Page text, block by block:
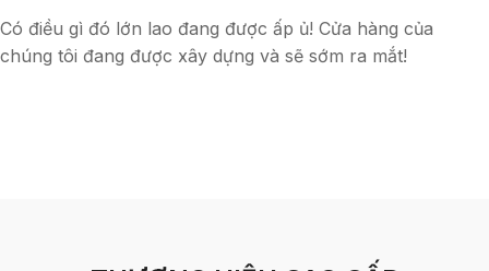
Có điều gì đó lớn lao đang được ấp ủ! Cửa hàng của
chúng tôi đang được xây dựng và sẽ sớm ra mắt!